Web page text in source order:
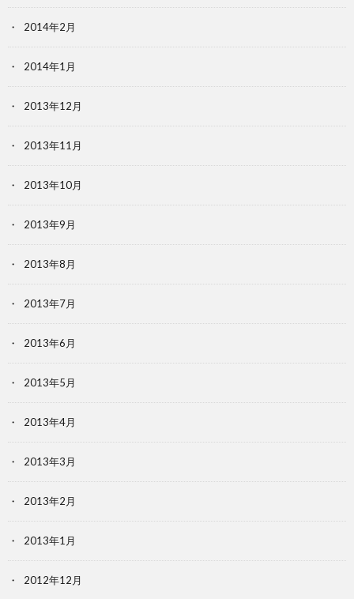
2014年2月
2014年1月
2013年12月
2013年11月
2013年10月
2013年9月
2013年8月
2013年7月
2013年6月
2013年5月
2013年4月
2013年3月
2013年2月
2013年1月
2012年12月